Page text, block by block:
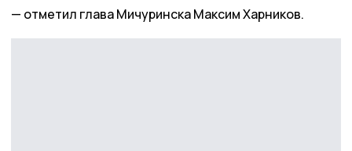
отметил глава Мичуринска Максим Харников.